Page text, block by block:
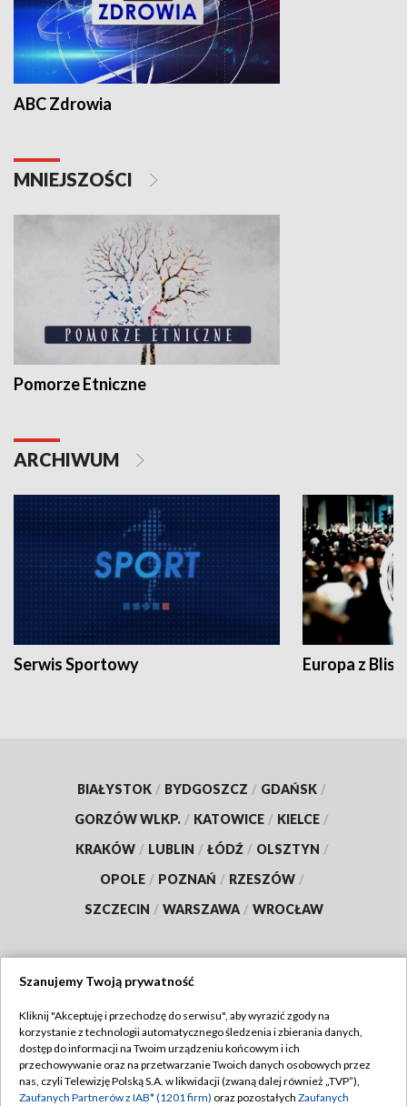
ABC Zdrowia
MNIEJSZOŚCI
Pomorze Etniczne
ARCHIWUM
Serwis Sportowy Europa z
BIAŁYSTOK / BYDGOSZCZ / GDAŃSK /
GORZÓW WLKP. / KATOWICE / KIELCE /
KRAKÓW / LUBLIN / ŁÓDŹ / OLSZTYN /
OPOLE / POZNAŃ / RZESZÓW /
SZCZECIN / WARSZAWA / WROCŁAW
TVP
Abonament TVP
Emisja w TVP
Regulamin TVP
Polityka prywatności
Szanujemy Twoją prywatność
Kliknij "Akceptuję i przechodzę do serwisu", aby wyrazić zgody na
korzystanie z technologii automatycznego śledzenia i zbierania danych,
dostęp do informacji na Twoim urządzeniu końcowym i ich
przechowywanie oraz na przetwarzanie Twoich danych osobowych przez
nas, czyli Telewizję Polską S.A. w likwidacji (zwaną dalej również „TVP”),
Zaufanych Partnerów z IAB* (1201 firm) oraz pozostałych Zaufanych